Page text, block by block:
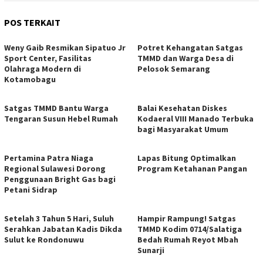
POS TERKAIT
Weny Gaib Resmikan Sipatuo Jr
Sport Center, Fasilitas
Olahraga Modern di
Kotamobagu
Potret Kehangatan Satgas
TMMD dan Warga Desa di
Pelosok Semarang
Satgas TMMD Bantu Warga
Tengaran Susun Hebel Rumah
Balai Kesehatan Diskes
Kodaeral VIII Manado Terbuka
bagi Masyarakat Umum
Pertamina Patra Niaga
Regional Sulawesi Dorong
Penggunaan Bright Gas bagi
Petani Sidrap
Lapas Bitung Optimalkan
Program Ketahanan Pangan
Setelah 3 Tahun 5 Hari, Suluh
Serahkan Jabatan Kadis Dikda
Sulut ke Rondonuwu
Hampir Rampung! Satgas
TMMD Kodim 0714/Salatiga
Bedah Rumah Reyot Mbah
Sunarji